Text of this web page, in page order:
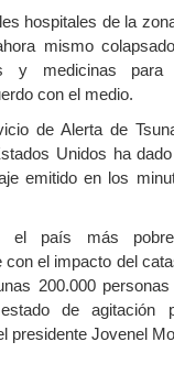
hospitales de la
mismo
y medicinas
con el medio.
de Alerta de
Unidos ha
emitido en los
el país más
con el impacto del
200.000
de agitación
presidente Jovenel